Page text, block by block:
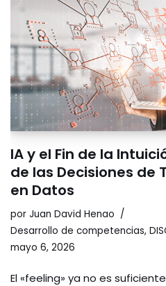
IA y el Fin de la
de las Decisiones de
en Datos
por Juan David Henao
Desarrollo de competencias,
mayo 6, 2026
El «feeling» ya no es